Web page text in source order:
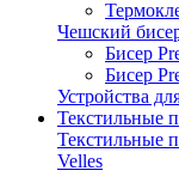
Чешский
Бисер
Бисер
Устройства
Текстильные
Текстильные
Velles